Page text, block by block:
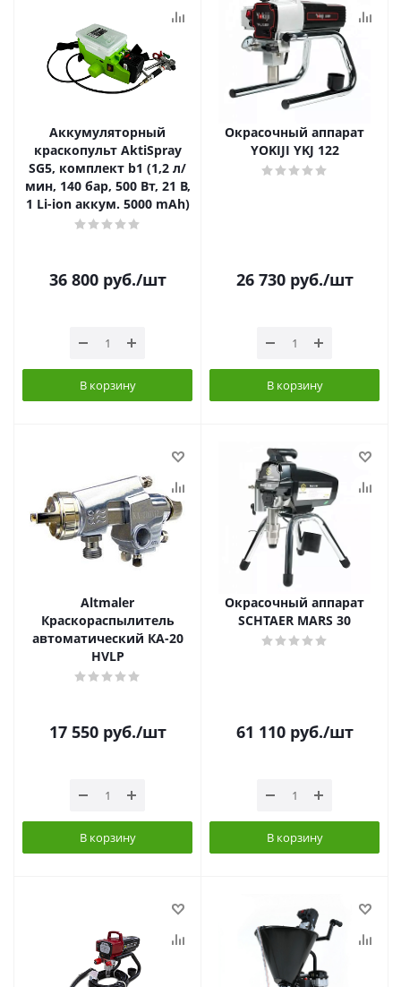
Аккумуляторный
краскопульт AktiSpray
SG5, комплект b1 (1,2 л/
мин, 140 бар, 500 Вт, 21 В,
1 Li-ion аккум. 5000 mAh)
36 800руб./шт
В корзину
Окрасочный аппарат
YOKIJI YKJ 122
26 730руб./шт
В корзину
Altmaler
Краскораспылитель
автоматический КА-20
HVLP
17 550руб./шт
В корзину
Окрасочный аппарат
SCHTAER MARS 30
61 110руб./шт
В корзину